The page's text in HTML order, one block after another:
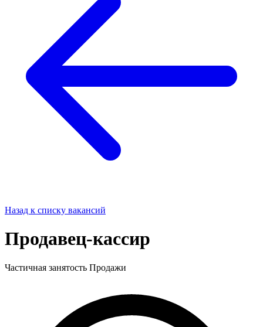
Назад к списку вакансий
Продавец-кассир
Частичная занятость Продажи